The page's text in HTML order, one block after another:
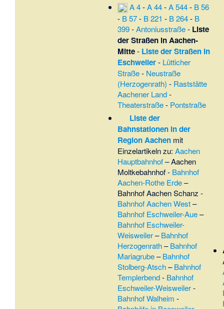
A 4-A 44-A 544- B 56
- B 57- B 221 - B 264- B
399-Antoniusstraße- Liste
der Straßen in Aachen-
Mitte- Liste der Straßen in
Eschweiler- Lütticher
Straße- Neustraße
(Herzogenrath) - Raststätte
Aachener Land-
Theaterstraße- Pontstraße
Liste der
Bahnstationen in der
Region Aachenmit
Einzelartikeln zu: Aachen
Hauptbahnhof–Aachen
Moltkebahnhof- Bahnhof
Aachen-Rothe Erde–
Bahnhof Aachen Schanz -
Bahnhof Aachen West–
Bahnhof Eschweiler-Aue–
Bahnhof Eschweiler-
Weisweiler–Bahnhof
Herzogenrath–Bahnhof
Mariagrube–Bahnhof
Stolberg-Atsch–Bahnhof
Templerbend- Bahnhof
Eschweiler-Weisweiler-
Bahnhof Walheim -